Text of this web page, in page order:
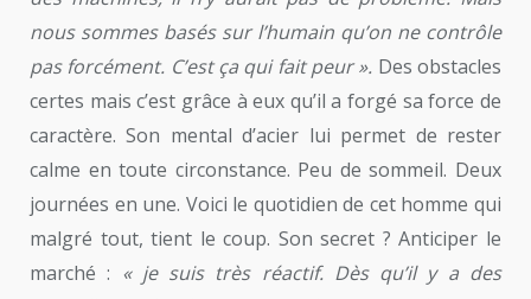
nous sommes basés sur l’humain qu’on ne contrôle
pas forcément. C’est ça qui fait peur ». Des obstacles
certes mais c’est grâce à eux qu’il a forgé sa force de
caractère. Son mental d’acier lui permet de rester
calme en toute circonstance. Peu de sommeil. Deux
journées en une. Voici le quotidien de cet homme qui
malgré tout, tient le coup. Son secret ? Anticiper le
marché : « je suis très réactif. Dès qu’il y a des